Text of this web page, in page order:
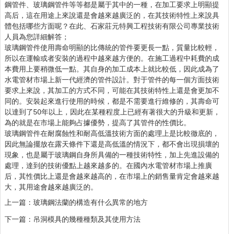
鋼管件、 玻璃鋼管件等等都是屬于其中的一種，在加工要求上明顯提
高后，這在用途上來說還是會越來越廣泛的，在其技術特性上來說具
體包括哪些方面呢？在此、石家莊元特興工程技術有限公司專業技術
人員為您詳細解答；
玻璃鋼管件使用壽命明顯的比傳統的管件要更長一點，質量比較輕，
所以在運輸或者安裝的過程中越來越方便的。在施工過程中耗費的成
本費用上要稍微低一點。其自身的加工成本上就比較低，因此成為了
水電管材市場上新一代經濟的管件設計。對于管件的每一個方面技術
要求上來說，其加工的方式不同，可能在其技術特性上還是會更加不
同的。安裝起來進行使用的時候，都是不需要進行維修的，其壽命可
以達到了50年以上，因此在某種程度上已經有著很大的升級和更新，
為的就是在市場上能夠占據優勢，提高了其管件的性價比。
玻璃鋼管件在耐腐蝕性和耐高低溫技術方面的處理上是比較徹底的，
因此無論擺放在露天條件下還是高低溫的情況下，都不會出現損壞的
現象，也是屬于玻璃鋼自身所具備的一種技術特性，加上先進設備的
處理，達到的技術優點上越來越多的。在國內水電管材市場上推廣
后，其性價比上還是會越來越高的，在市場上的銷售量肯定會越來越
大，其用途會越來越廣泛的。
上一篇： 玻璃鋼法蘭的構造有什么異常的地方
下一篇： 吊洞模具的幾種種類及其使用方法